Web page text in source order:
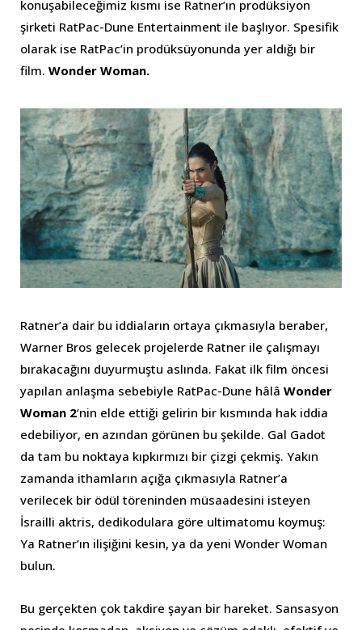
konuşabileceğimiz kısmı ise Ratner’ın prodüksiyon
şirketi RatPac-Dune Entertainment ile başlıyor. Spesifik
olarak ise RatPac’in prodüksüyonunda yer aldığı bir
film. Wonder Woman.
Ratner’a dair bu iddiaların ortaya çıkmasıyla beraber,
Warner Bros gelecek projelerde Ratner ile çalışmayı
bırakacağını duyurmuştu aslında. Fakat ilk film öncesi
yapılan anlaşma sebebiyle RatPac-Dune hâlâ Wonder
Woman 2‘nin elde ettiği gelirin bir kısmında hak iddia
edebiliyor, en azından görünen bu şekilde. Gal Gadot
da tam bu noktaya kıpkırmızı bir çizgi çekmiş. Yakın
zamanda ithamların açığa çıkmasıyla Ratner’a
verilecek bir ödül töreninden müsaadesini isteyen
İsrailli aktris, dedikodulara göre ultimatomu koymuş:
Ya Ratner’ın ilişiğini kesin, ya da yeni Wonder Woman
bulun.
Bu gerçekten çok takdire şayan bir hareket. Sansasyon